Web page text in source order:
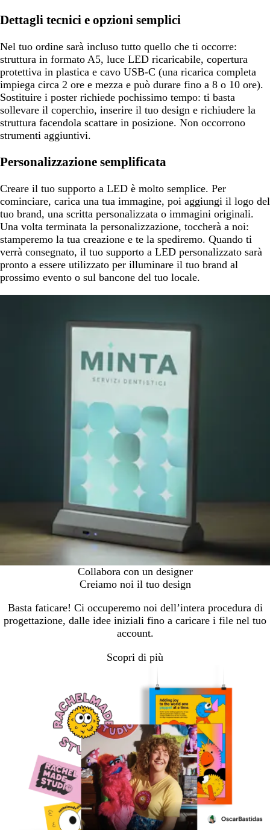
Dettagli tecnici e opzioni semplici
Nel tuo ordine sarà incluso tutto quello che ti occorre:
struttura in formato A5, luce LED ricaricabile, copertura
protettiva in plastica e cavo USB-C (una ricarica completa
impiega circa 2 ore e mezza e può durare fino a 8 o 10 ore).
Sostituire i poster richiede pochissimo tempo: ti basta
sollevare il coperchio, inserire il tuo design e richiudere la
struttura facendola scattare in posizione. Non occorrono
strumenti aggiuntivi.
Personalizzazione semplificata
Creare il tuo supporto a LED è molto semplice. Per
cominciare, carica una tua immagine, poi aggiungi il logo del
tuo brand, una scritta personalizzata o immagini originali.
Una volta terminata la personalizzazione, toccherà a noi:
stamperemo la tua creazione e te la spediremo. Quando ti
verrà consegnato, il tuo supporto a LED personalizzato sarà
pronto a essere utilizzato per illuminare il tuo brand al
prossimo evento o sul bancone del tuo locale.
Collabora con un designer
Creiamo noi il tuo design
Basta faticare! Ci occuperemo noi dell’intera procedura di
progettazione, dalle idee iniziali fino a caricare i file nel tuo
account.
Scopri di più